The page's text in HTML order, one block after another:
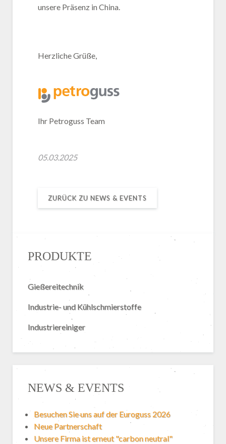
unsere Präsenz in China.
Herzliche Grüße,
Ihr Petroguss Team
05.03.2025
ZURÜCK ZU NEWS & EVENTS
PRODUKTE
Gießereitechnik
Industrie- und Kühlschmierstoffe
Industriereiniger
NEWS & EVENTS
Besuchen Sie uns auf der Euroguss 2026
Neue Partnerschaft
Unsere Firma ist erneut "carbon neutral"